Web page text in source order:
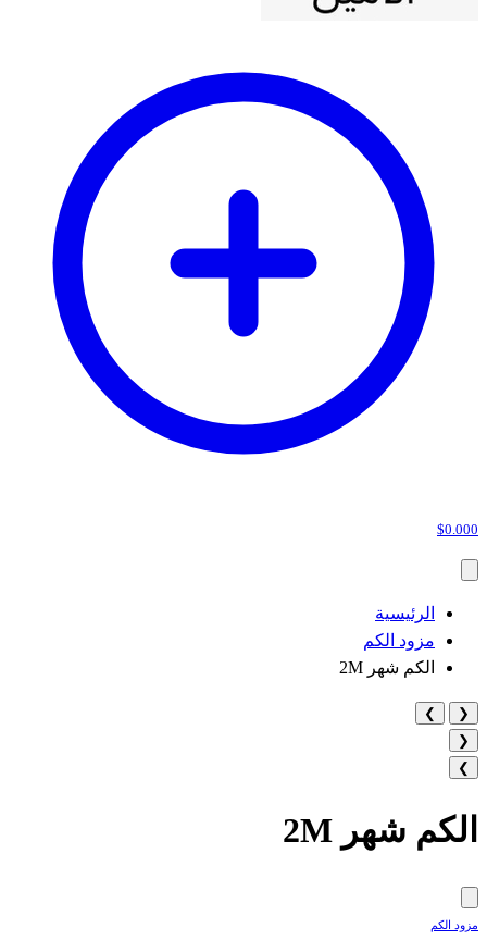
$0.000
الرئيسية
مزود الكم
الكم شهر 2M
❮
❯
❮
❯
الكم شهر 2M
مزود الكم